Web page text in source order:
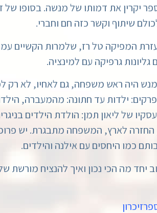
יקרין את דמותו של מנשה. בסופו
שיתוף וקשר כזה חם וחברי.
המפיקה טל רז, שלמרות הקשיים
גרפיקה עם למינציה.
היה ראש משפחה, גם לאחיו, לא רק
אילנה. הוא היה האיש לסמוך עליו, החבר שכולם התאהבו בו. את סיפור חייו חילקנו ל-3 פרקים:
של ליאון תמן: הולדת הילדים
לארץ, המשפחה מתבגרת. יש
כמו היחסים עם אילנה והילדים.
יחד מה הכי נכון ואיך להנציח מורשת